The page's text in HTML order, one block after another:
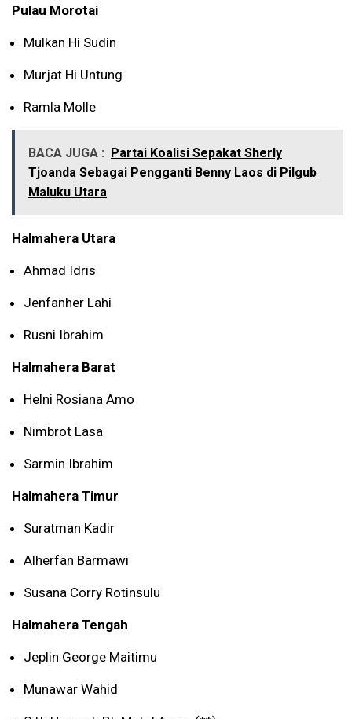
Pulau Morotai
Mulkan Hi Sudin
Murjat Hi Untung
Ramla Molle
BACA JUGA : Partai Koalisi Sepakat Sherly
Tjoanda Sebagai Pengganti Benny Laos di Pilgub
Maluku Utara
Halmahera Utara
Ahmad Idris
Jenfanher Lahi
Rusni Ibrahim
Halmahera Barat
Helni Rosiana Amo
Nimbrot Lasa
Sarmin Ibrahim
Halmahera Timur
Suratman Kadir
Alherfan Barmawi
Susana Corry Rotinsulu
Halmahera Tengah
Jeplin George Maitimu
Munawar Wahid